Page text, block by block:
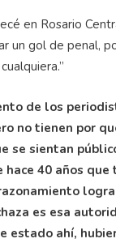
en Rosario
un gol de penal,
de los
no tienen por
se sientan
hace 40 años
es esa
estado ahí,